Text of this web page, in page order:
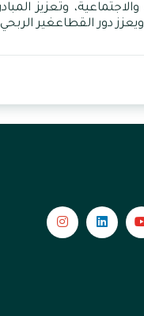
والاجتماعية، وتعزيز
ويعزز دور القطاعغير الربحي